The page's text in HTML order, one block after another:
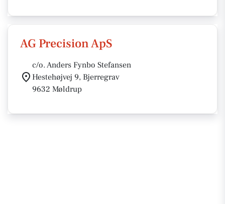
AG Precision ApS
c/o. Anders Fynbo Stefansen
Hestehøjvej 9, Bjerregrav
9632 Møldrup